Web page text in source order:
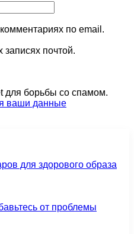
по email.
почтой.
для борьбы со спамом.
ваши данные
для здорового образа
от проблемы